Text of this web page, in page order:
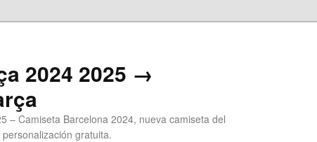
2024 2025 →
– Camiseta Barcelona 2024, nueva camiseta del
gratuita.